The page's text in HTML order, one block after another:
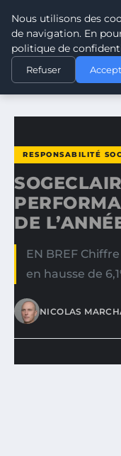
CLIMATE
ACCUEIL
SOGECLAIR : BILAN
RESPONSABILITÉ
DE
EN BREF
en hausse de
NICOLAS
Nous utilisons des
de navigation. En
politique de
Refuser